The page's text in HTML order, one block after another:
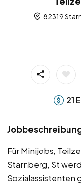
82319
21
Für Minijobs,
Starnberg, St
Sozialassistenten